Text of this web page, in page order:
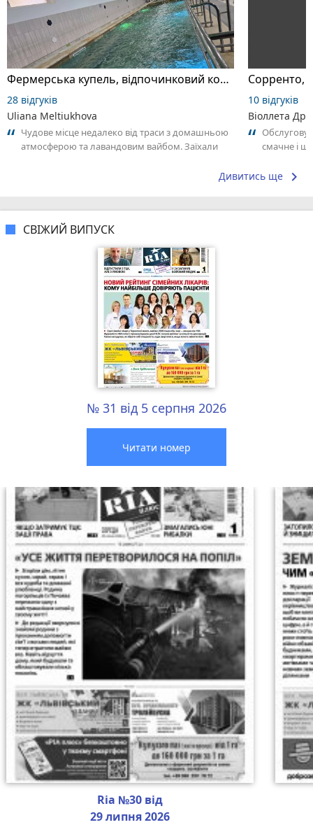
Фермерська купель, відпочинковий комплекс
28 відгуків
Uliana Meltiukhova
Чудове місце недалеко від траси з домашньою
атмосферою та лавандовим вайбом. Заїхали
Сорренто,
10 відгуків
Віоллета
смачне і
Дивитись ще keyboard_arrow_right
СВІЖИЙ ВИПУСК
№ 31 від 5 серпня 2026
Читати номер
Ria №30 від
29 липня 2026